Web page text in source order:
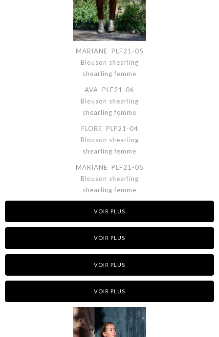
MARIANE PLF21-05
Blouson shearling
shearling femme
AVA PLF21-06
Blouson shearling
shearling femme
FLORE PLF21-04
Blouson shearling
shearling femme
MARIANE PLF21-05
Blouson shearling
shearling femme
VOIR PLUS
VOIR PLUS
VOIR PLUS
VOIR PLUS